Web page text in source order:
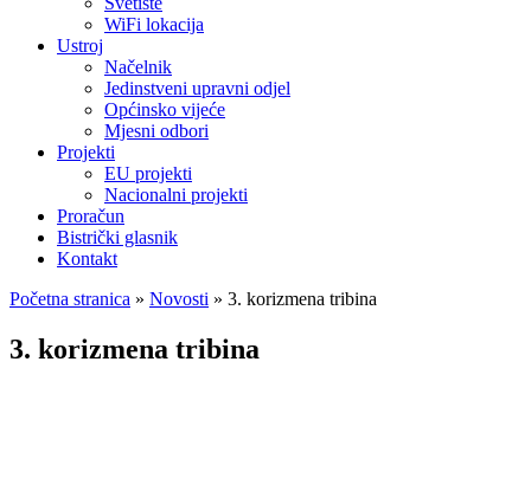
WiFi lokacija
Ustroj
Načelnik
Jedinstveni upravni odjel
Općinsko vijeće
Mjesni odbori
Projekti
EU projekti
Nacionalni projekti
Proračun
Bistrički glasnik
Kontakt
Početna stranica » Novosti » 3. korizmena tribina
3. korizmena tribina